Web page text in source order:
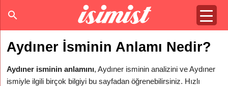
Aydıner İsminin Anlamı Nedir?
Aydıner isminin anlamını, Aydıner isminin analizini ve Aydıner
ismiyle ilgili birçok bilgiyi bu sayfadan öğrenebilirsiniz. Hızlı